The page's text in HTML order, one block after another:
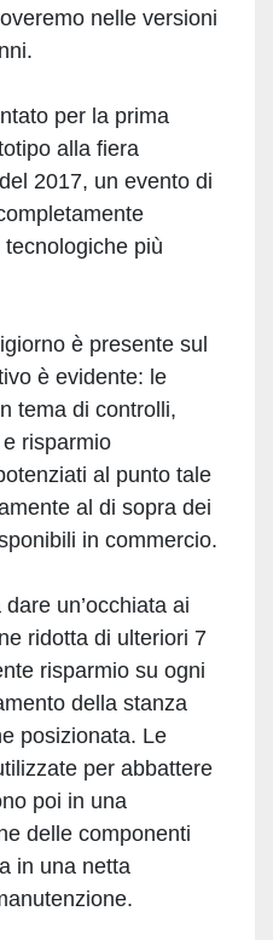
nelle versioni
per la prima
alla fiera
2017, un evento di
più
è presente sul
è evidente: le
tema di controlli,
risparmio
al punto tale
al di sopra dei
in commercio.
un’occhiata ai
ridotta di ulteriori 7
risparmio su ogni
della stanza
posizionata. Le
per abbattere
poi in una
delle componenti
in una netta